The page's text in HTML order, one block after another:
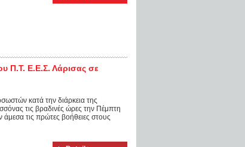
Π.Τ. Ε.Ε.Σ. Λάρισας σε
κατά την διάρκεια της
τις βραδινές ώρες την Πέμπτη
τις πρώτες βοήθειες στους